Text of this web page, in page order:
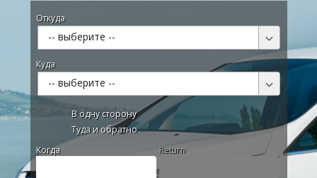
Откуда
-- выберите --
Куда
-- выберите --
В одну сторону
Туда и обратно
Kогда
Return